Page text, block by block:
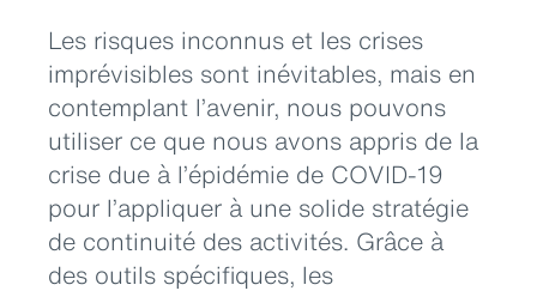
Les risques inconnus et les crises
imprévisibles sont inévitables, mais en
contemplant l’avenir, nous pouvons
utiliser ce que nous avons appris de la
crise due à l’épidémie de COVID-19
pour l’appliquer à une solide stratégie
de continuité des activités. Grâce à
des outils spécifiques, les